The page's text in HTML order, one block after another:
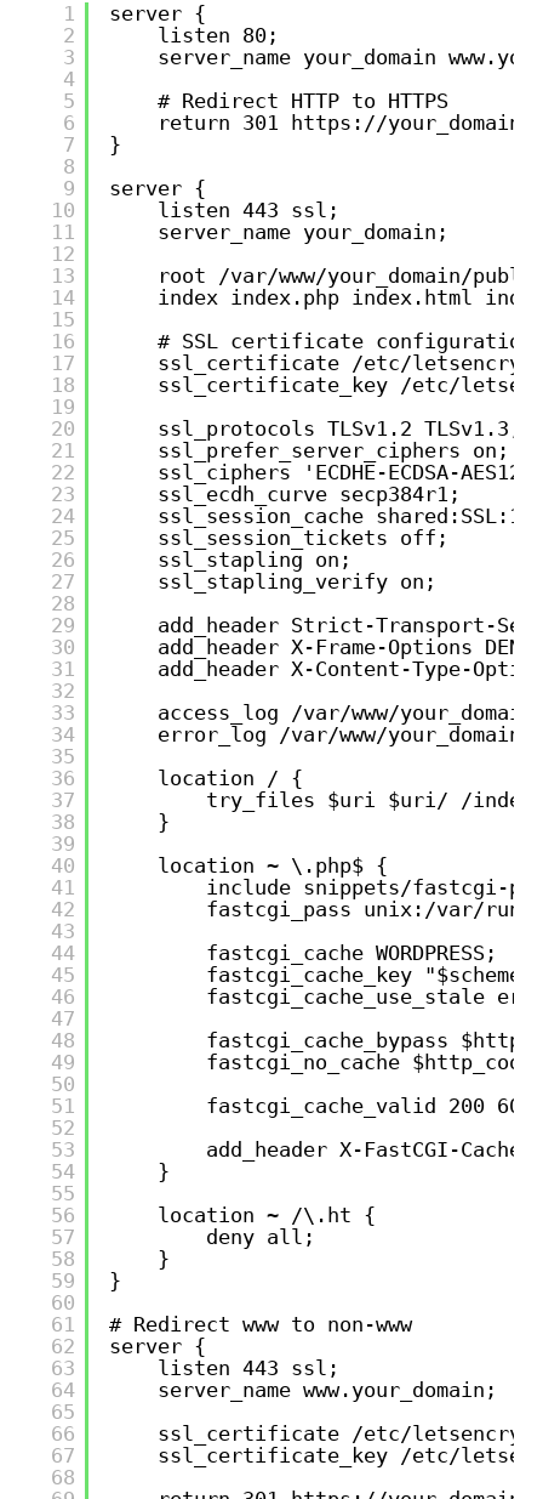
1
2
3
4
5
6
7
8
9
10
11
12
13
14
15
16
17
18
19
20
21
22
23
24
25
26
27
28
29
30
31
32
33
34
35
36
37
38
39
40
41
42
43
44
45
46
47
48
49
50
51
52
53
54
55
56
57
58
59
60
61
62
63
64
65
66
67
68
server {
listen 80;
server_name your_domain
# Redirect HTTP to HTTPS
return 301
https://your_domain
}
server {
listen 443 ssl;
server_name your_domain;
root /var/www/your_domain/
index index.php index.html
# SSL certificate configuration
ssl_certificate /etc/
ssl_certificate_key /etc/
ssl_protocols TLSv1.2 TLSv1.3;
ssl_prefer_server_ciphers on;
ssl_ciphers 'ECDHE-ECDSA-AES128-
ssl_ecdh_curve secp384r1;
ssl_session_cache
ssl_session_tickets off;
ssl_stapling on;
ssl_stapling_verify on;
add_header Strict-Transport-
add_header X-Frame-Options
add_header X-Content-Type-
access_log /var/www/
error_log /var/www/
location / {
try_files $uri $uri/ /
}
location ~ \.php$ {
include snippets/fastcgi-
fastcgi_pass unix:/var/run/
fastcgi_cache WORDPRESS;
fastcgi_cache_key
fastcgi_cache_use_stale
fastcgi_cache_bypass
fastcgi_no_cache
fastcgi_cache_valid 200
add_header X-FastCGI-Cache
}
location ~ /\.ht {
deny all;
}
}
# Redirect www to non-www
server {
listen 443 ssl;
server_name www.your_domain;
ssl_certificate /etc/
ssl_certificate_key /etc/